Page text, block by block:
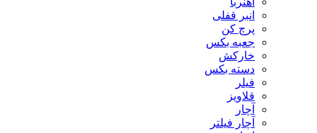
انبر قفلی
پرچ کن
جعبه بکس
خارکش
دسته بکس
فیلر
قلاویز
آچار
آچار فیلتر